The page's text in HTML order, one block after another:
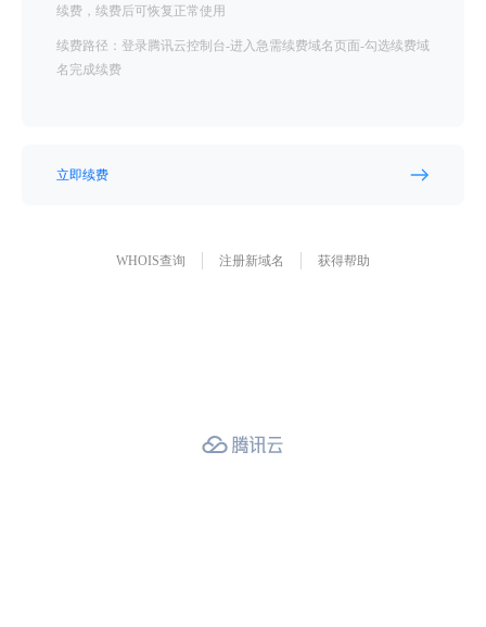
续费，续费后可恢复正常使用
续费路径：登录腾讯云控制台-进入急需续费域名页面-勾选续费域
名完成续费
立即续费
WHOIS查询 注册新域名 获得帮助